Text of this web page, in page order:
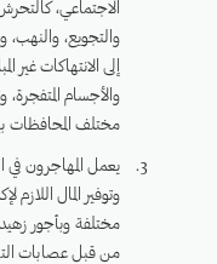
الاجتماعي،
والتجويع، والنهب،
إلى الانتهاكات غير
والأجسام
مختلف المحافظات
يعمل المهاجرون في
وتوفير المال
مختلفة وبأجور
من قبل عصابات